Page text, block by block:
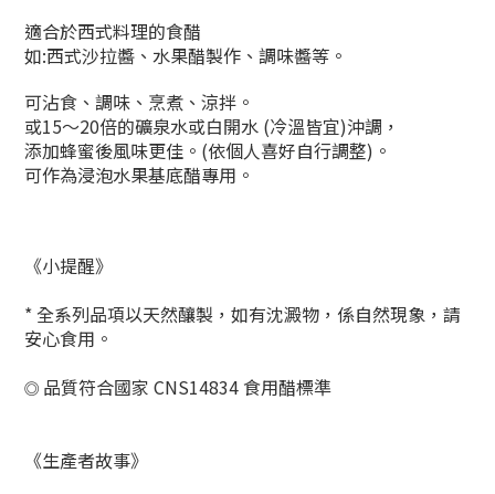
適合於西式料理的食醋
如:西式沙拉醬、水果醋製作、調味醬等。
可沾食、調味、烹煮、涼拌。
或15～20倍的礦泉水或白開水 (冷溫皆宜)沖調，
添加蜂蜜後風味更佳。(依個人喜好自行調整)。
可作為浸泡水果基底醋專用。
《小提醒》
* 全系列品項以天然釀製，如有沈澱物，係自然現象，請
安心食用。
◎ 品質符合國家 CNS14834 食用醋標準
《生產者故事》